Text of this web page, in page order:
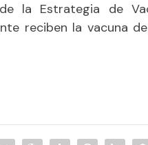
la Estrategia de
reciben la vacuna